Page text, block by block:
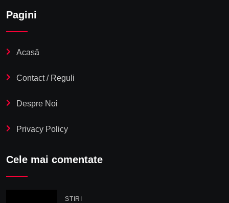
Pagini
Acasă
Contact / Reguli
Despre Noi
Privacy Policy
Cele mai comentate
STIRI